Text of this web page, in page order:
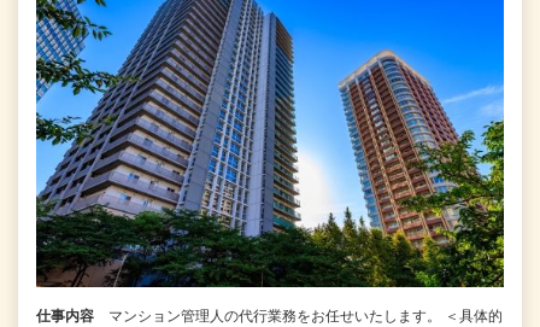
仕事内容
マンション管理人の代行業務をお任せいたします。 ＜具体的